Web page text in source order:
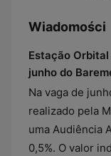
Wiadomości
Estação
junho do
Na vaga de
realizado pela
uma Audiência
0,5%. O valor